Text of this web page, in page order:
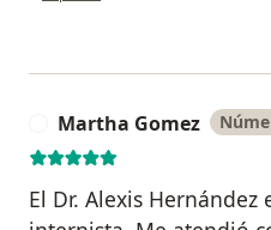
Martha Gomez
El Dr. Alexis Hernández